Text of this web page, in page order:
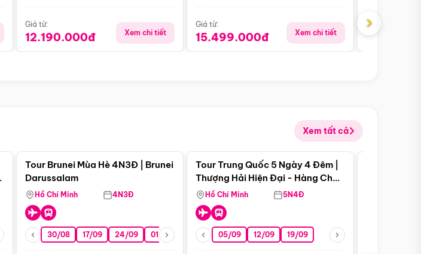
Giá từ:
12.190.000đ Xem chi tiết
Giá từ:
15.499.000đ Xem chi tiết
Giá từ:
›
Xem tất cả
Tour Brunei Mùa Hè 4N3Đ | Brunei
Darussalam
Hồ Chí Minh 4N3Đ
30/08 17/09 24/09 01/10 15/10 29/10
Điểm nổi bật
Tour Trung Quốc 5 Ngày 4 Đêm |
Thượng Hải Hiện Đại - Hàng Châu
Nên Thơ - Ô Trấn Cổ Kính
Hồ Chí Minh 5N4Đ
05/09 12/09 19/09